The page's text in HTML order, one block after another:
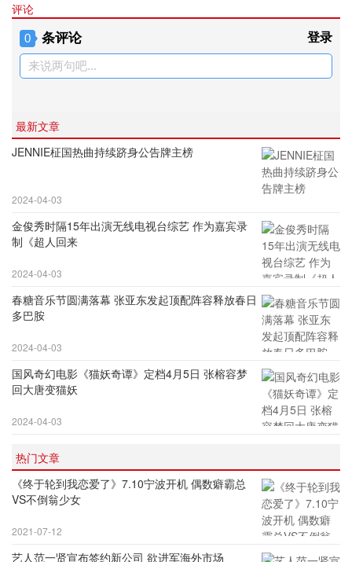
评论
0 条评论 登录
来说两句吧...
最新文章
JENNIE柾国热曲持续跻身公告牌主榜
2024-04-03
金俊秀时隔15年出演无线电视台综艺 作为嘉宾录
制《超人回来
2024-04-03
春糖音乐节圆满落幕 张亚东发起顶配阵容释放春日
多巴胺
2024-04-03
国风奇幻电影《猫妖奇谭》定档4月5日 张榕容梦
回大唐变猫妖
2024-04-03
热门文章
《终于轮到我恋爱了》7.10宁波开机 偶数癖霸总
VS不倒翁少女
2021-07-12
艺人范一贤宣布签约新公司 欲进军海外市场